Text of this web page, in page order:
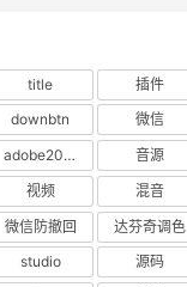
title
插件
downbtn
微信
adobe2023
音源
视频
混音
微信防撤回
达芬奇调色
studio
源码